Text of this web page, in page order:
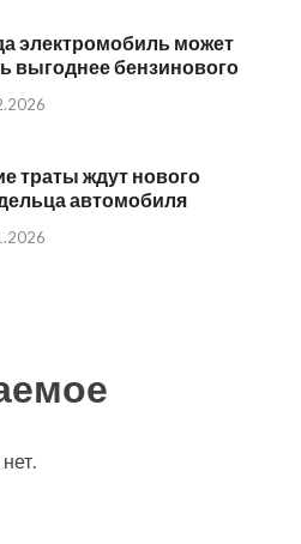
электромобиль может
выгоднее бензинового
траты ждут нового
автомобиля